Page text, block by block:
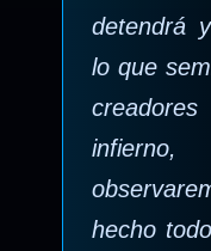
detendrá
lo que
hecho